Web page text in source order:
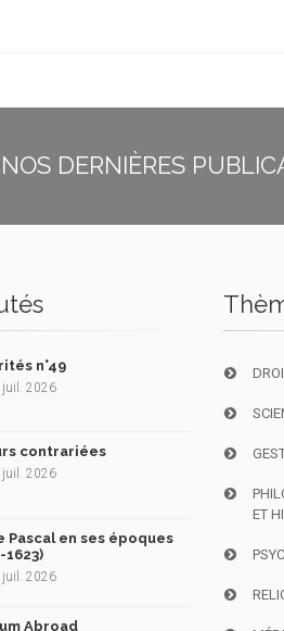
DERNIÈRES
n°49
2026
contrariées
2026
Pascal en ses époques
1623)
2026
Abroad
ET